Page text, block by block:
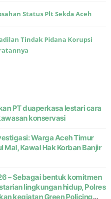
Status Plt Sekda Aceh
Tindak Pidana Korupsi
PT duaperkasa lestari cara
konservasi
Warga Aceh Timur
Mal, Kawal Hak Korban Banjir
– Sebagai bentuk komitmen
lingkungan hidup, Polres
kegiatan Green Policing